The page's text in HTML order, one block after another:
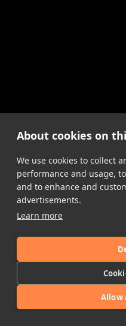
About cookies on
We use cookies to collect
performance and usage,
and to enhance and
advertisements.
Learn more
Allow